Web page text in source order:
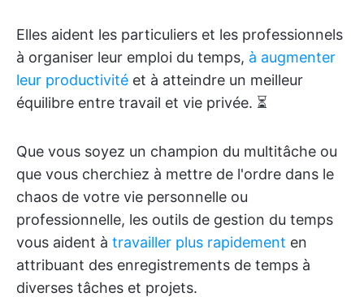
Elles aident les particuliers et les professionnels
à organiser leur emploi du temps, à augmenter
leur productivité et à atteindre un meilleur
équilibre entre travail et vie privée. ⏳
Que vous soyez un champion du multitâche ou
que vous cherchiez à mettre de l'ordre dans le
chaos de votre vie personnelle ou
professionnelle, les outils de gestion du temps
vous aident à travailler plus rapidement en
attribuant des enregistrements de temps à
diverses tâches et projets.